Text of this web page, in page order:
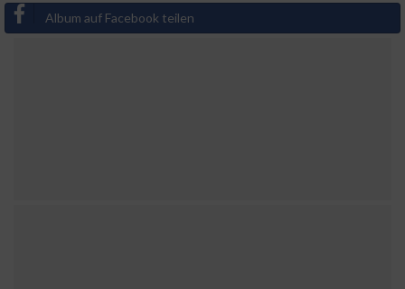
Album auf Facebook teilen